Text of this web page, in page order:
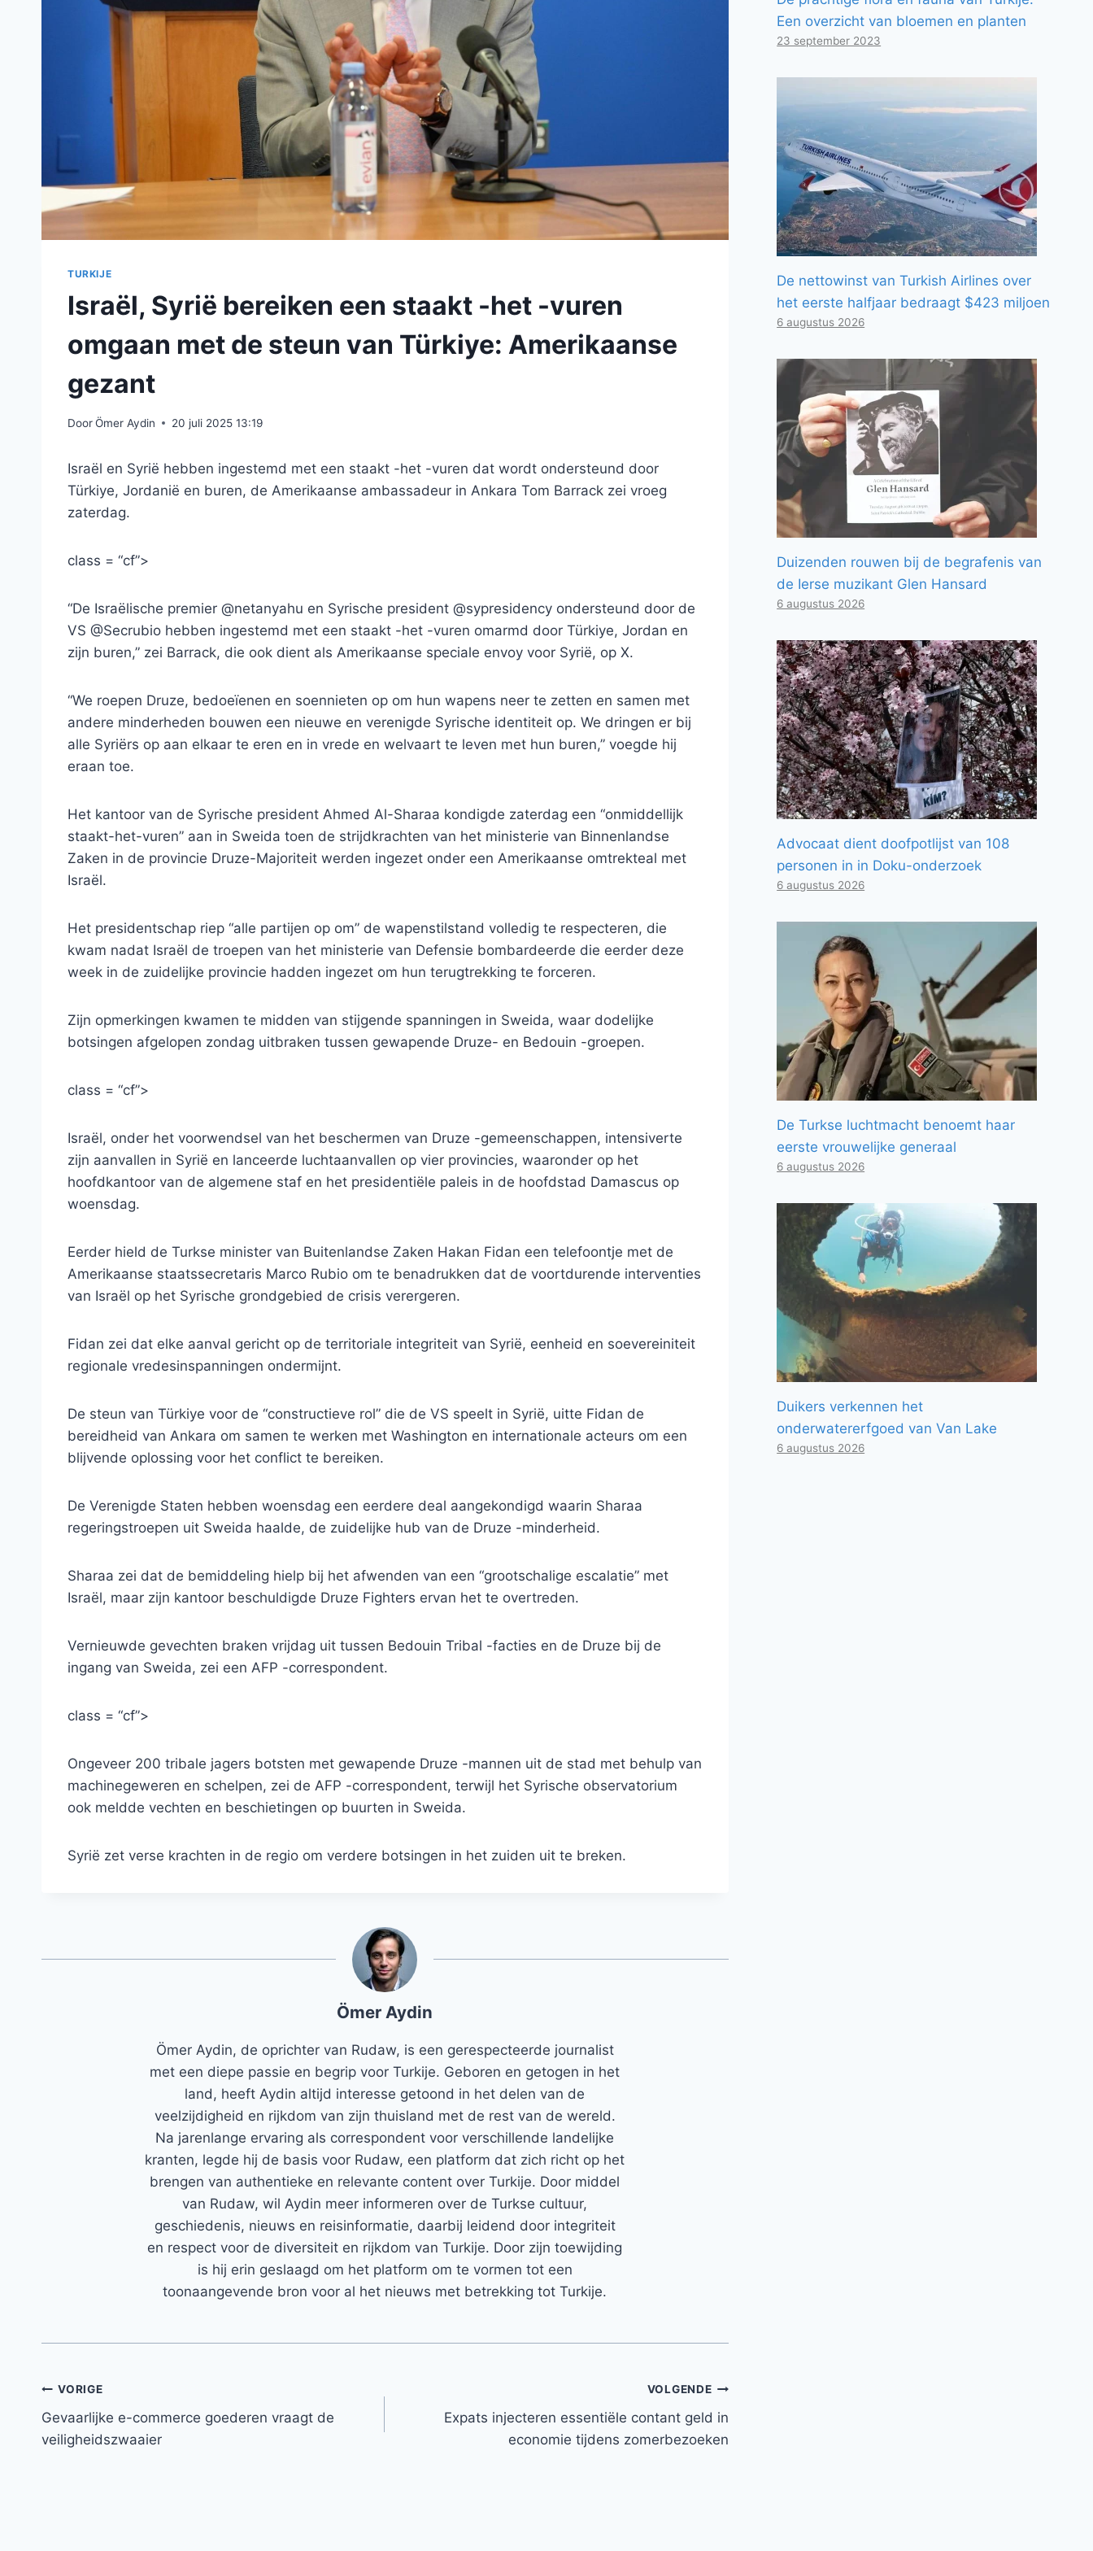
TURKIJE
Israël, Syrië bereiken een staakt -het -vuren
omgaan met de steun van Türkiye: Amerikaanse
gezant
DoorÖmer Aydin 20 juli 2025 13:19
Israël en Syrië hebben ingestemd met een staakt -het -vuren dat wordt ondersteund door
Türkiye, Jordanië en buren, de Amerikaanse ambassadeur in Ankara Tom Barrack zei vroeg
zaterdag.
class = “cf”>
“De Israëlische premier @netanyahu en Syrische president @sypresidency ondersteund door de
VS @Secrubio hebben ingestemd met een staakt -het -vuren omarmd door Türkiye, Jordan en
zijn buren,” zei Barrack, die ook dient als Amerikaanse speciale envoy voor Syrië, op X.
“We roepen Druze, bedoeïenen en soennieten op om hun wapens neer te zetten en samen met
andere minderheden bouwen een nieuwe en verenigde Syrische identiteit op. We dringen er bij
alle Syriërs op aan elkaar te eren en in vrede en welvaart te leven met hun buren,” voegde hij
eraan toe.
Het kantoor van de Syrische president Ahmed Al-Sharaa kondigde zaterdag een “onmiddellijk
staakt-het-vuren” aan in Sweida toen de strijdkrachten van het ministerie van Binnenlandse
Zaken in de provincie Druze-Majoriteit werden ingezet onder een Amerikaanse omtrekteal met
Israël.
Het presidentschap riep “alle partijen op om” de wapenstilstand volledig te respecteren, die
kwam nadat Israël de troepen van het ministerie van Defensie bombardeerde die eerder deze
week in de zuidelijke provincie hadden ingezet om hun terugtrekking te forceren.
Zijn opmerkingen kwamen te midden van stijgende spanningen in Sweida, waar dodelijke
botsingen afgelopen zondag uitbraken tussen gewapende Druze- en Bedouin -groepen.
class = “cf”>
Israël, onder het voorwendsel van het beschermen van Druze -gemeenschappen, intensiverte
zijn aanvallen in Syrië en lanceerde luchtaanvallen op vier provincies, waaronder op het
hoofdkantoor van de algemene staf en het presidentiële paleis in de hoofdstad Damascus op
woensdag.
Eerder hield de Turkse minister van Buitenlandse Zaken Hakan Fidan een telefoontje met de
Amerikaanse staatssecretaris Marco Rubio om te benadrukken dat de voortdurende interventies
van Israël op het Syrische grondgebied de crisis verergeren.
Fidan zei dat elke aanval gericht op de territoriale integriteit van Syrië, eenheid en soevereiniteit
regionale vredesinspanningen ondermijnt.
De steun van Türkiye voor de “constructieve rol” die de VS speelt in Syrië, uitte Fidan de
bereidheid van Ankara om samen te werken met Washington en internationale acteurs om een
blijvende oplossing voor het conflict te bereiken.
De Verenigde Staten hebben woensdag een eerdere deal aangekondigd waarin Sharaa
regeringstroepen uit Sweida haalde, de zuidelijke hub van de Druze -minderheid.
Sharaa zei dat de bemiddeling hielp bij het afwenden van een “grootschalige escalatie” met
Israël, maar zijn kantoor beschuldigde Druze Fighters ervan het te overtreden.
Vernieuwde gevechten braken vrijdag uit tussen Bedouin Tribal -facties en de Druze bij de
ingang van Sweida, zei een AFP -correspondent.
class = “cf”>
Ongeveer 200 tribale jagers botsten met gewapende Druze -mannen uit de stad met behulp van
machinegeweren en schelpen, zei de AFP -correspondent, terwijl het Syrische observatorium
ook meldde vechten en beschietingen op buurten in Sweida.
Syrië zet verse krachten in de regio om verdere botsingen in het zuiden uit te breken.
Ömer Aydin
Ömer Aydin, de oprichter van Rudaw, is een gerespecteerde journalist
met een diepe passie en begrip voor Turkije. Geboren en getogen in het
land, heeft Aydin altijd interesse getoond in het delen van de
veelzijdigheid en rijkdom van zijn thuisland met de rest van de wereld.
Na jarenlange ervaring als correspondent voor verschillende landelijke
kranten, legde hij de basis voor Rudaw, een platform dat zich richt op het
brengen van authentieke en relevante content over Turkije. Door middel
van Rudaw, wil Aydin meer informeren over de Turkse cultuur,
geschiedenis, nieuws en reisinformatie, daarbij leidend door integriteit
en respect voor de diversiteit en rijkdom van Turkije. Door zijn toewijding
is hij erin geslaagd om het platform om te vormen tot een
toonaangevende bron voor al het nieuws met betrekking tot Turkije.
Bericht
navigatie
VORIGE
Gevaarlijke e-commerce goederen vraagt de
veiligheidszwaaier
VOLGENDE
Expats injecteren essentiële contant geld in
economie tijdens zomerbezoeken
Een overzicht van bloemen en planten
23 september 2023
De nettowinst van Turkish Airlines over
het eerste halfjaar bedraagt ​​$423 miljoen
6 augustus 2026
Duizenden rouwen bij de begrafenis van
de Ierse muzikant Glen Hansard
6 augustus 2026
Advocaat dient doofpotlijst van 108
personen in in Doku-onderzoek
6 augustus 2026
De Turkse luchtmacht benoemt haar
eerste vrouwelijke generaal
6 augustus 2026
Duikers verkennen het
onderwatererfgoed van Van Lake
6 augustus 2026